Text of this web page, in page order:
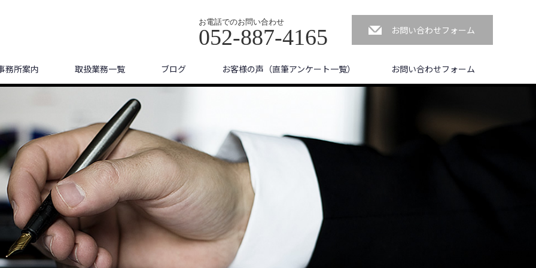
お電話でのお問い合わせ
052-887-4165 お問い合わせフォーム
務所案内 取扱業務一覧 ブログ お客様の声（直筆アンケート一覧） お問い合わせフォーム